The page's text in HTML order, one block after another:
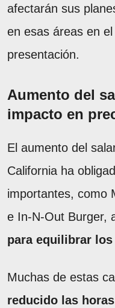
afectarán sus
en esas áreas en
presentación.
Aumento del
impacto en
El aumento del
California ha
importantes, como
e In-N-Out Burger,
para equilibrar
Muchas de estas
reducido las